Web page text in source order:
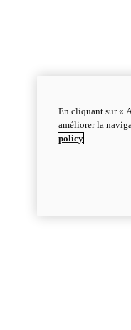
En cliquant sur «
améliorer la
policy